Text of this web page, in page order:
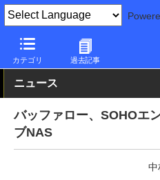
カテゴリ 過去記事
PC Watch 半導体/周辺機器
ニュース
バッファロー、SOHOエ
ブNAS
中